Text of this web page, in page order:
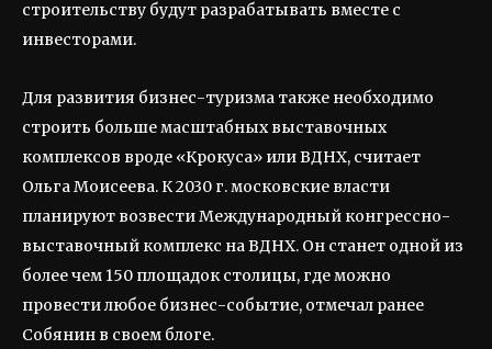
строительству будут разрабатывать вместе с
инвесторами.
Для развития бизнес-туризма также необходимо
строить больше масштабных выставочных
комплексов вроде «Крокуса» или ВДНХ, считает
Ольга Моисеева. К 2030 г. московские власти
планируют возвести Международный конгрессно-
выставочный комплекс на ВДНХ. Он станет одной из
более чем 150 площадок столицы, где можно
провести любое бизнес-событие, отмечал ранее
Собянин в своем блоге.